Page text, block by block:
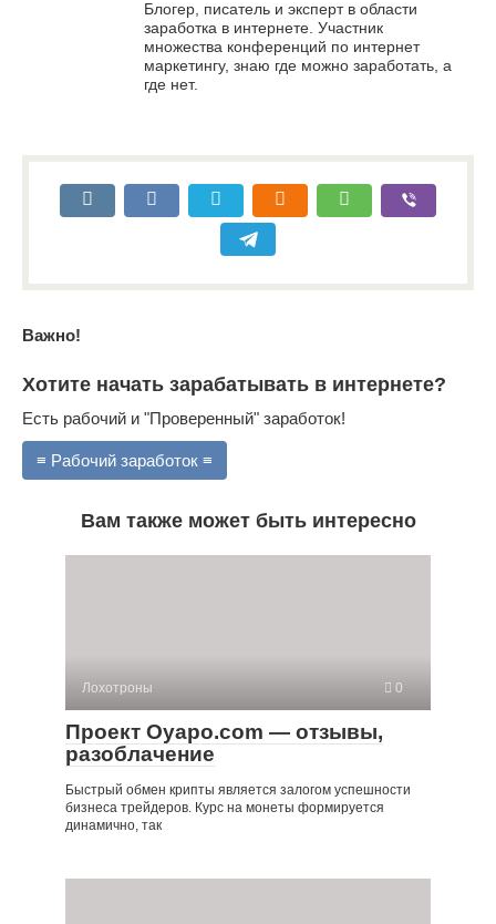
Блогер, писатель и эксперт в области
заработка в интернете. Участник
множества конференций по интернет
маркетингу, знаю где можно заработать, а
где нет.
Важно!
Хотите начать зарабатывать в интернете?
Есть рабочий и "Проверенный" заработок!
≡ Рабочий заработок ≡
Вам также может быть интересно
Лохотроны 0
Проект Oyapo.com — отзывы,
разоблачение
Быстрый обмен крипты является залогом успешности
бизнеса трейдеров. Курс на монеты формируется
динамично, так